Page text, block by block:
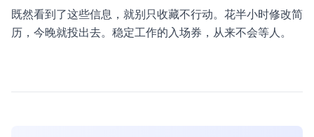
既然看到了这些信息，就别只收藏不行动。花半小时修改简
历，今晚就投出去。稳定工作的入场券，从来不会等人。